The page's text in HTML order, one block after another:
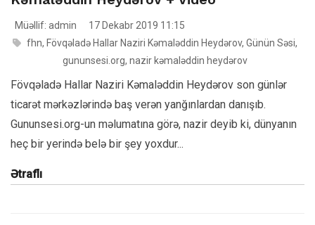
Müəllif: admin
17 Dekabr 2019 11:15
fhn, Fövqəladə Hallar Naziri Kəmaləddin Heydərov, Günün Səsi,
gununsesi.org, nazir kəmaləddin heydərov
Fövqəladə Hallar Naziri Kəmaləddin Heydərov son günlər
ticarət mərkəzlərində baş verən yanğınlardan danışıb.
Gununsesi.org-un məlumatına görə, nazir deyib ki, dünyanın
heç bir yerində belə bir şey yoxdur...
Ətraflı